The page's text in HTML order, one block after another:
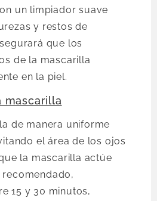
un limpiador suave
y restos de
que los
de la mascarilla
en la piel.
mascarilla
de manera uniforme
el área de los ojos
la mascarilla actúe
15 y 30 minutos,